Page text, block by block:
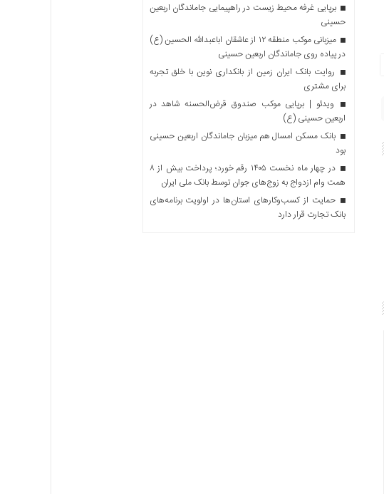
برپایی غرفه محیط زیست در راهپیمایی جاماندگان اربعین
حسینی
میزبانی موکب منطقه ۱۲ از عاشقان اباعبدالله الحسین (ع)
در پیاده روی جاماندگان اربعین حسینی
روایت بانک ایران زمین از بانکداری نوین با خلق تجربه
برای مشتری
ویدئو | برپایی موکب صندوق قرض‌الحسنه شاهد در
اربعین حسینی (ع)
بانک مسکن امسال هم میزبان جاماندگان اربعین حسینی
بود
در چهار ماه نخست ۱۴۰۵ رقم خورد؛ پرداخت بیش از ۸
همت وام ازدواج به زوج‌های جوان توسط بانک ملی ایران
حمایت از کسب‌وکارهای استان‌ها در اولویت برنامه‌های
بانک تجارت قرار دارد